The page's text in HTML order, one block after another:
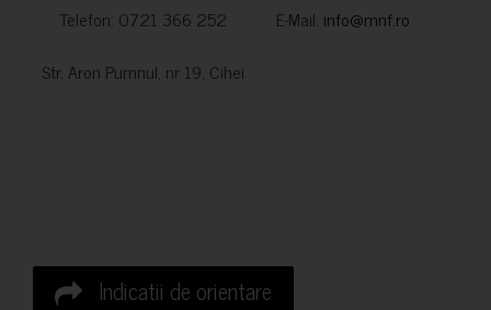
Telefon: 0721 366 252 E-Mail: info@mnf.ro
Str. Aron Pumnul, nr 19, Cihei
Indicatii de orientare